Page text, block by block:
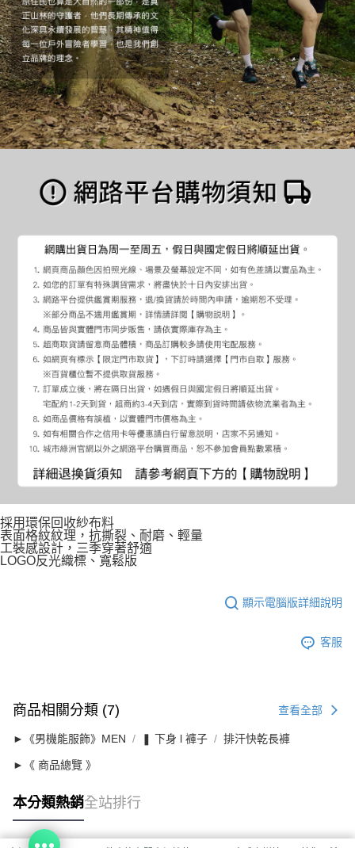
採用環保回收紗布料
表面格紋紋理，抗撕裂、耐磨、輕量
工裝感設計，三季穿著舒適
LOGO反光織標、寬鬆版
顯示電腦版詳細說明
客服
商品相關分類 (7) 查看全部
►《男機能服飾》MEN ❚ 下身 l 褲子 排汗快乾長褲
►《 商品總覽 》
本分類熱銷全站排行